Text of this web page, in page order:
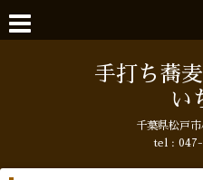
手打ち蕎
い
千葉県松戸
tel : 047-